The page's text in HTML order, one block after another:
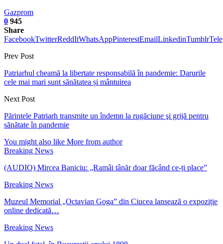
Gazprom
0 945
Share
FacebookTwitterReddItWhatsAppPinterestEmailLinkedinTumblr
Prev Post
Patriarhul cheamă la libertate responsabilă în pandemie: Darurile
cele mai mari sunt sănătatea și mântuirea
Next Post
Părintele Patriarh transmite un îndemn la rugăciune şi grijă pentru
sănătate în pandemie
You might also like More from author
Breaking News
(AUDIO) Mircea Baniciu: „Ramâi tânăr doar făcând ce-ți place”
Breaking News
Muzeul Memorial „Octavian Goga” din Ciucea lansează o expoziție
online dedicată…
Breaking News